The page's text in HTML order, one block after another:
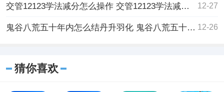
交管12123学法减分怎么操作 交管12123学法减分操作流程一览 12-27
鬼谷八荒五十年内怎么结丹升羽化 鬼谷八荒五十年内结丹升羽化方法 12-26
猜你喜欢